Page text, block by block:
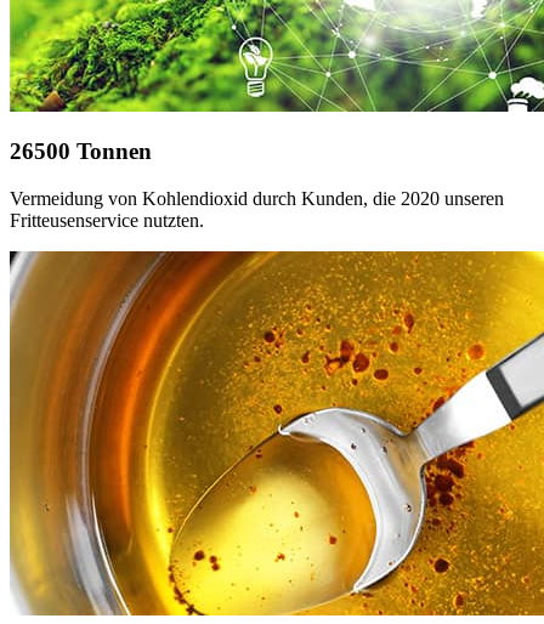
26500 Tonnen
Vermeidung von Kohlendioxid durch Kunden, die 2020 unseren
Fritteusenservice nutzten.